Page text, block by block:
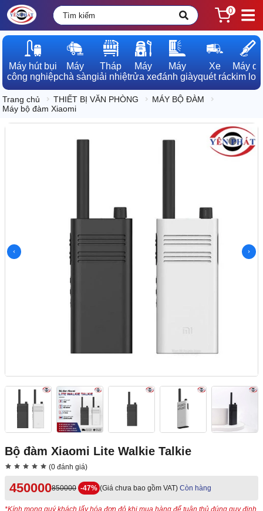
0
Máy hút bụi
công nghiệp
Máy
chà sàn
Tháp
giải nhiệt
Máy
rửa xe
Máy
đánh giày
Xe
quét rác
Máy dò
kim loại
Trang chủ THIẾT BỊ VĂN PHÒNG
MÁY BỘ ĐÀM
Máy bộ đàm Xiaomi
Bộ đàm Xiaomi Lite Walkie Talkie
(0 đánh giá)
450000850000 -47% (Giá chưa bao gồm VAT) Còn hàng
*Kính mong quý khách lấy hóa đơn đỏ khi mua hàng để tuân thủ đúng quy định